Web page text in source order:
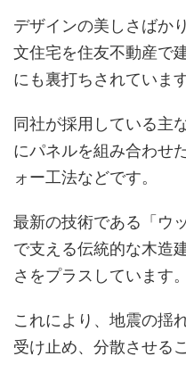
デザインの美しさばか
文住宅を住友不動産で
にも裏打ちされています
同社が採用している主
にパネルを組み合わせ
ォー工法などです。
最新の技術である「ウ
で支える伝統的な木造
さをプラスしています。
これにより、地震の揺
受け止め、分散させる